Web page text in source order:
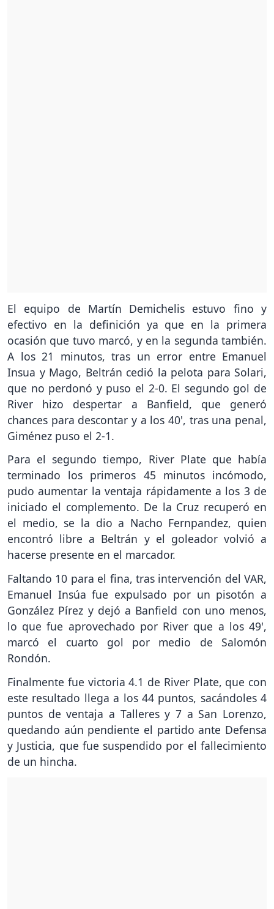
El equipo de Martín Demichelis estuvo fino y
efectivo en la definición ya que en la primera
ocasión que tuvo marcó, y en la segunda también.
A los 21 minutos, tras un error entre Emanuel
Insua y Mago, Beltrán cedió la pelota para Solari,
que no perdonó y puso el 2-0. El segundo gol de
River hizo despertar a Banfield, que generó
chances para descontar y a los 40', tras una penal,
Giménez puso el 2-1.
Para el segundo tiempo, River Plate que había
terminado los primeros 45 minutos incómodo,
pudo aumentar la ventaja rápidamente a los 3 de
iniciado el complemento. De la Cruz recuperó en
el medio, se la dio a Nacho Fernpandez, quien
encontró libre a Beltrán y el goleador volvió a
hacerse presente en el marcador.
Faltando 10 para el fina, tras intervención del VAR,
Emanuel Insúa fue expulsado por un pisotón a
González Pírez y dejó a Banfield con uno menos,
lo que fue aprovechado por River que a los 49',
marcó el cuarto gol por medio de Salomón
Rondón.
Finalmente fue victoria 4.1 de River Plate, que con
este resultado llega a los 44 puntos, sacándoles 4
puntos de ventaja a Talleres y 7 a San Lorenzo,
quedando aún pendiente el partido ante Defensa
y Justicia, que fue suspendido por el fallecimiento
de un hincha.